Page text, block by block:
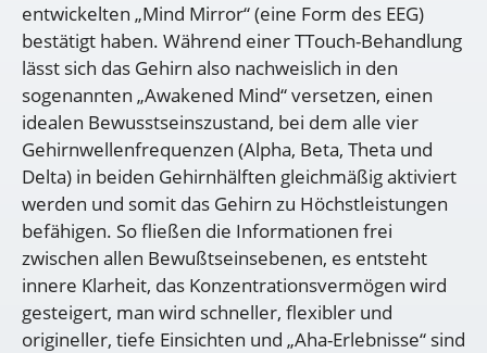
entwickelten „Mind Mirror“ (eine Form des EEG)
bestätigt haben. Während einer TTouch-Behandlung
lässt sich das Gehirn also nachweislich in den
sogenannten „Awakened Mind“ versetzen, einen
idealen Bewusstseinszustand, bei dem alle vier
Gehirnwellenfrequenzen (Alpha, Beta, Theta und
Delta) in beiden Gehirnhälften gleichmäßig aktiviert
werden und somit das Gehirn zu Höchstleistungen
befähigen. So fließen die Informationen frei
zwischen allen Bewußtseinsebenen, es entsteht
innere Klarheit, das Konzentrationsvermögen wird
gesteigert, man wird schneller, flexibler und
origineller, tiefe Einsichten und „Aha-Erlebnisse“ sind